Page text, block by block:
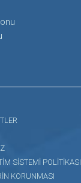
SİSTEMİ POLİTİKASI
KORUNMASI